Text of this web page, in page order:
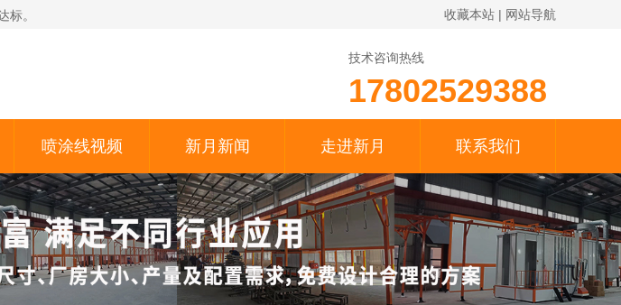
标。 收藏本站 | 网站导航
技术咨询热线
17802529388
喷涂线视频 新月新闻 走进新月 联系我们